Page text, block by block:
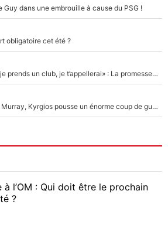
Guy dans une embrouille à cause du PSG !
obligatoire cet été ?
Mercato - OM - «Dès que je prends un club, je t’appellerai» : La promesse de Marcelino au moment de claquer la porte
Victime de racisme contre Murray, Kyrgios pousse un énorme coup de gueule !
l’OM : Qui doit être le prochain
?